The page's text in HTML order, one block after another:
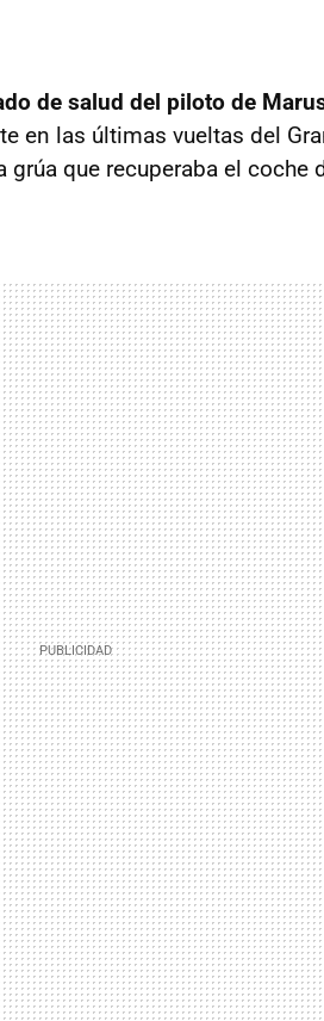
de salud del piloto de
en las últimas vueltas del
que recuperaba el coche